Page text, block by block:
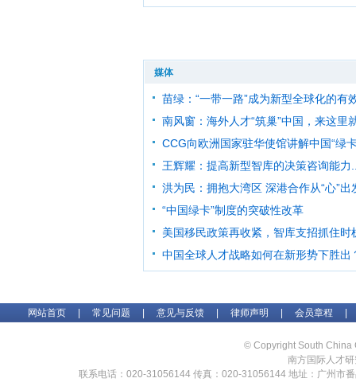
媒体
苗绿：“一带一路”成为新型全球化的有
南风窗：海外人才“筑巢”中国，来这里
CCG向欧洲国家驻华使馆讲解中国“绿
王辉耀：提高新型智库的决策咨询能力
洪为民：拥抱大湾区 深港合作从“心”出
“中国绿卡”制度的突破性改革
美国移民政策再收紧，智库支招抓住时
中国全球人才战略如何在新形势下胜出
网站首页 常见问题 意见与反馈 律师声明 会员章程
© Copyright South
南方国际人才
联系电话：020-31056144 传真：020-31056144 地址：广州市